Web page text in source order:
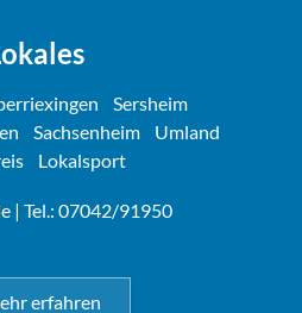
Sersheim
Sachsenheim
Umland
Lokalsport
| Tel.: 07042/91950
erfahren